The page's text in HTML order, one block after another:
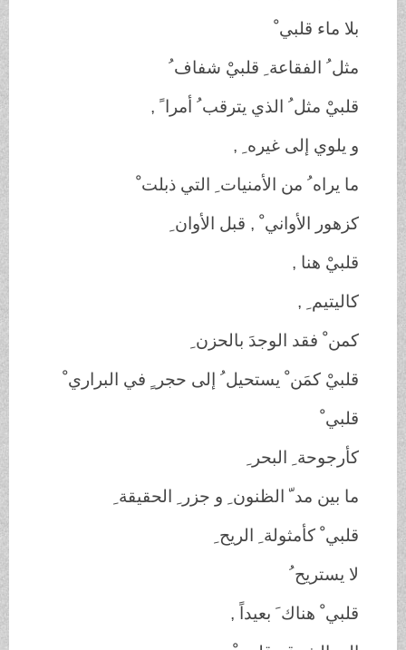
بلا ماء قلبي ْ
مثل ُ الفقاعة ِ قلبيْ شفاف ُ
قلبيْ مثل ُ الذي يترقب ُ أمرا ً ,
و يلوي إلى غيره ِ ,
ما يراه ُ من الأمنيات ِ التي ذبلت ْ
كزهور الأواني ْ , قبل الأوان ِ
قلبيْ هنا ,
كاليتيم ِ ,
كمن ْ فقد الوجدَ بالحزن ِ
قلبيْ كمَن ْ يستحيل ُ إلى حجر ٍ في البراري ْ
قلبي ْ
كأرجوحة ِ البحر ِ
ما بين مد ّ الظنون ِ و جزر ِ الحقيقة ِ
قلبي ْ كأمثولة ِ الريح ِ
لا يستريح ُ
قلبي ْ هناك َ بعيداً ,